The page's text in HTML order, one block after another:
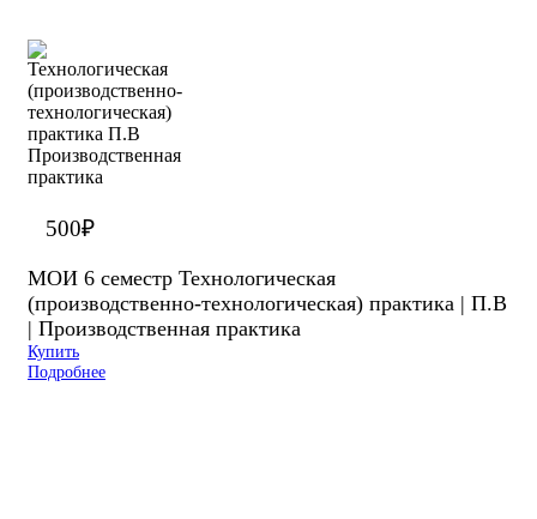
500₽
МОИ 6 семестр Технологическая
(производственно-технологическая) практика | П.В
| Производственная практика
Купить
Подробнее